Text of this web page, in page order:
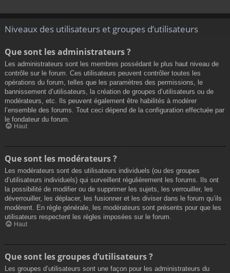
Niveaux des utilisateurs et groupes d’utilisateurs
Que sont les administrateurs ?
Les administrateurs sont les membres possédant le plus haut niveau de
contrôle sur le forum. Ces utilisateurs peuvent contrôler toutes les
opérations du forum, telles que les paramètres des permissions, le
bannissement d’utilisateurs, la création de groupes d’utilisateurs ou de
modérateurs, etc. Ils peuvent également être habilités à modérer
l’ensemble des forums. Tout ceci dépend de la configuration effectuée par
le fondateur du forum.
Haut
Que sont les modérateurs ?
Les modérateurs sont des utilisateurs individuels (ou des groupes
d’utilisateurs individuels) qui surveillent régulièrement les forums. Ils ont
la possibilité de modifier ou de supprimer les sujets, les verrouiller, les
déverrouiller, les déplacer, les fusionner et les diviser dans le forum qu’ils
modèrent. En règle générale, les modérateurs sont présents pour que les
utilisateurs respectent les règles imposées sur le forum.
Haut
Que sont les groupes d’utilisateurs ?
Les groupes d’utilisateurs sont une façon pour les administrateurs du